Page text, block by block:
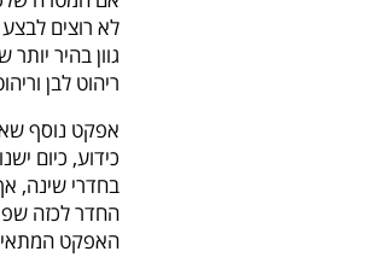
לא רוצים
גוון בהיר
ריהוט לבן
אפקט נוסף
כידוע, כיום
בחדרי שינה,
החדר לכזה
האפקט